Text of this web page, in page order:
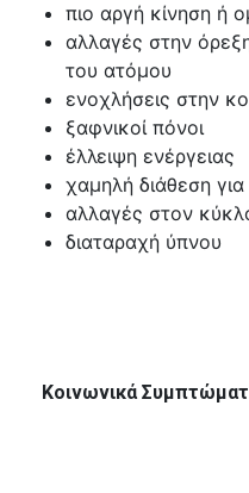
πιο αργή κίνηση ή
αλλαγές στην
του ατόμου
ενοχλήσεις στην
ξαφνικοί πόνοι
έλλειψη ενέργειας
χαμηλή διάθεση
αλλαγές στον
διαταραχή ύπνου
Κοινωνικά